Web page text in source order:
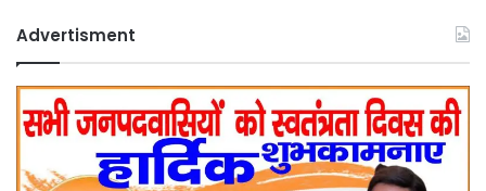
Advertisment